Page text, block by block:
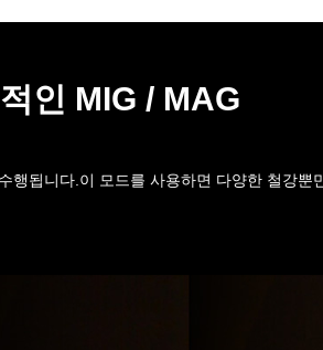
인 MIG / MAG
됩니다.이 모드를 사용하면 다양한 철강